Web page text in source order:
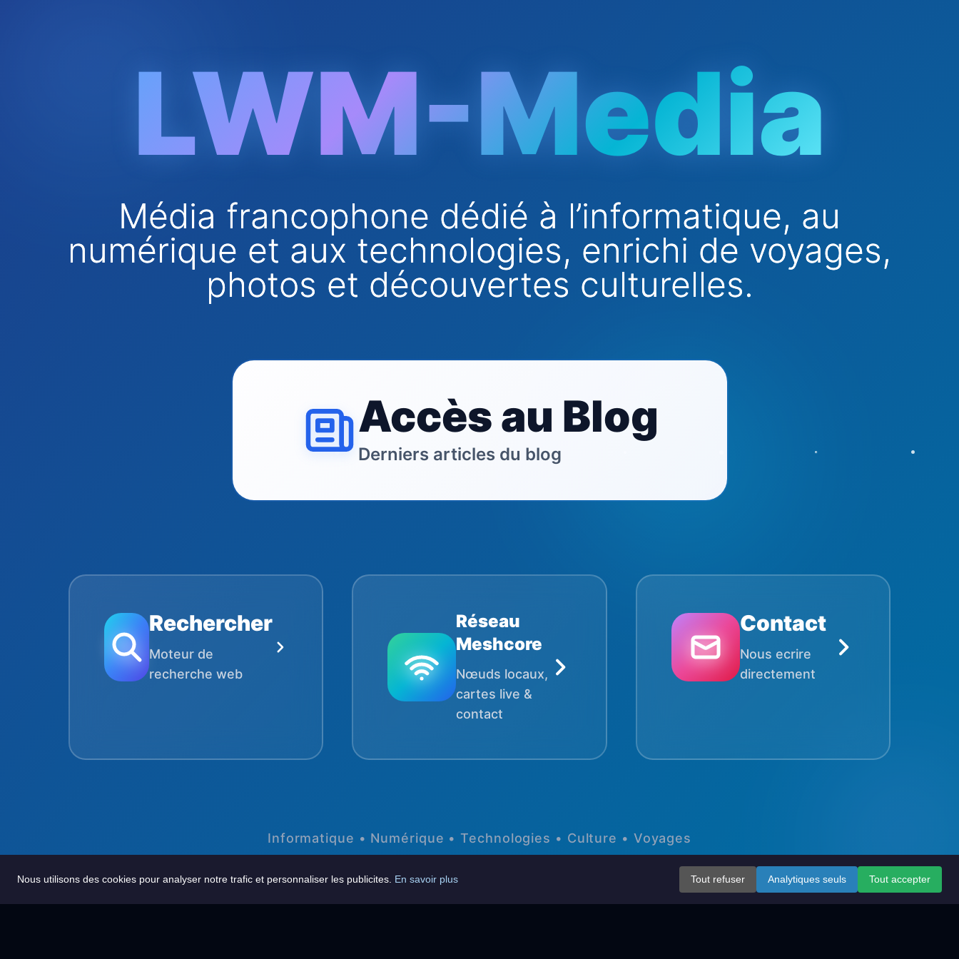
LWM-Media
Média francophone dédié à l’informatique, au
numérique et aux technologies, enrichi de voyages,
photos et découvertes culturelles.
Accès au Blog
Derniers articles du blog
Rechercher
Moteur de
recherche web
Réseau
Meshcore
Nœuds locaux,
cartes live &
contact
Contact
Nous ecrire
directement
Informatique • Numérique • Technologies • Culture • Voyages
Nous utilisons des cookies pour analyser notre trafic et personnaliser les publicites. En savoir plus Tout refuser Analytiques seuls Tout accepter